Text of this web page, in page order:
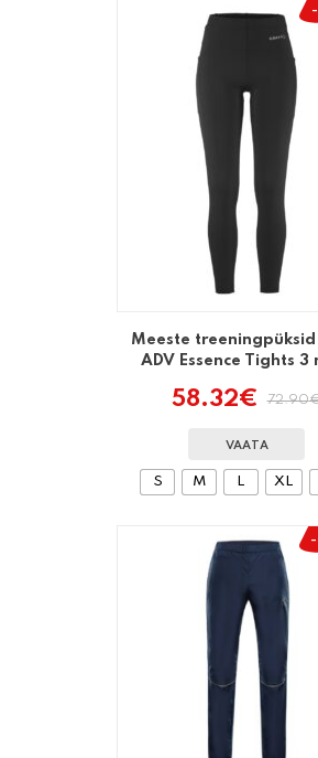
Meeste
ADV Essence Tights 3
72.90
Algne
oli:
58.32€
on:
VAATA
S M L XL